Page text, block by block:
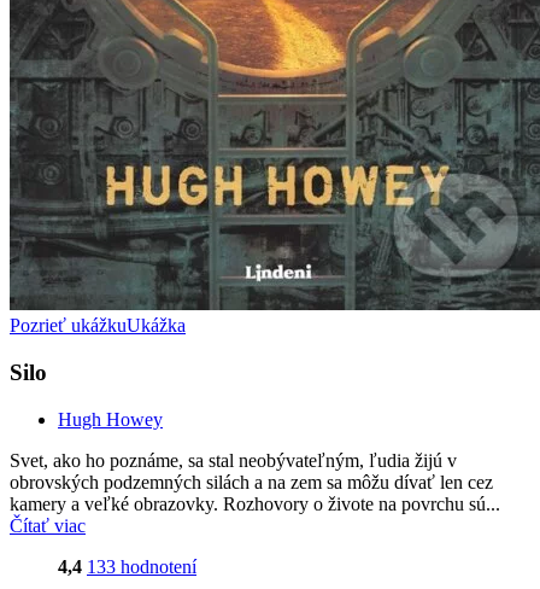
Pozrieť ukážkuUkážka
Silo
Hugh Howey
Svet, ako ho poznáme, sa stal neobývateľným, ľudia žijú v
obrovských podzemných silách a na zem sa môžu dívať len cez
kamery a veľké obrazovky. Rozhovory o živote na povrchu sú...
Čítať viac
4,4 133 hodnotení